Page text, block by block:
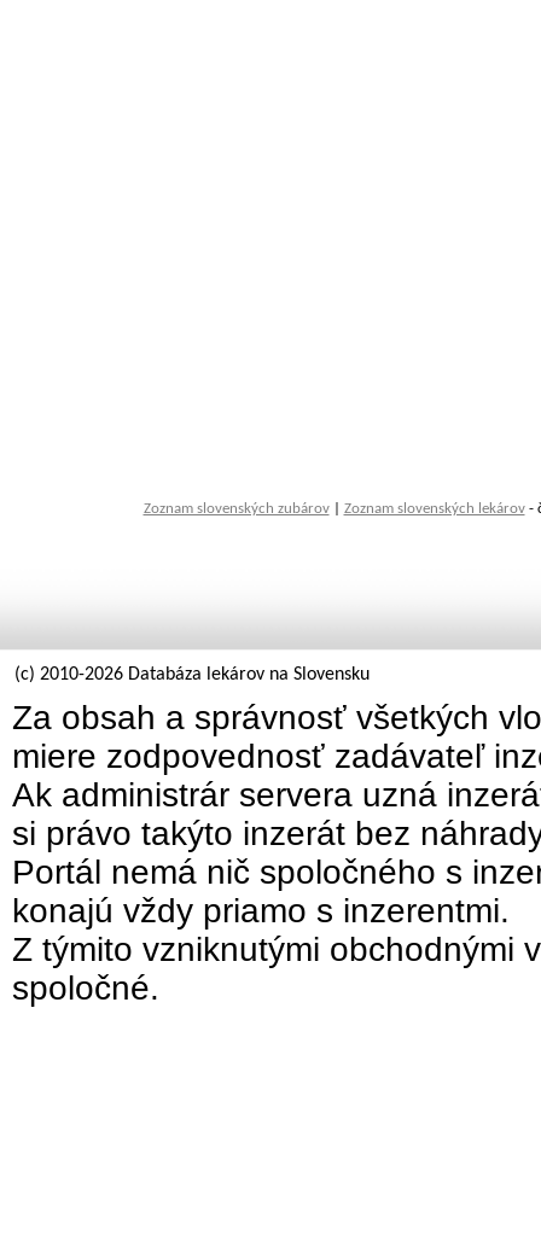
Zoznam slovenských zubárov| Zoznam slovenských lekárov-
(c) 2010-2026 Databáza lekárov na Slovensku
Za obsah a správnosť všetkých
miere zodpovednosť zadávateľ
Ak administrár servera uzná
si právo takýto inzerát bez
Portál nemá nič spoločného s
konajú vždy priamo s inzerentmi.
Z týmito vzniknutými obchodnými
spoločné.